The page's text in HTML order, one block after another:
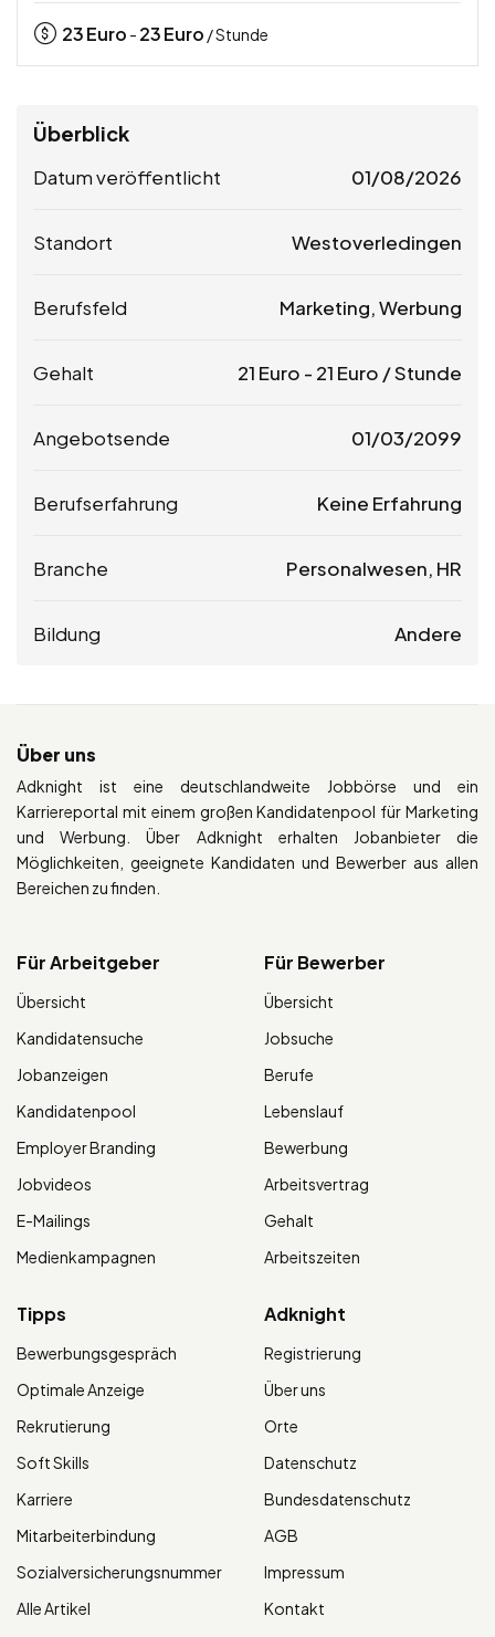
23Euro - 23Euro / Stunde
Überblick
Datum veröffentlicht 01/08/2026
Standort Westoverledingen
Berufsfeld Marketing, Werbung
Gehalt 21 Euro - 21 Euro / Stunde
Angebotsende 01/03/2099
Berufserfahrung Keine Erfahrung
Branche Personalwesen, HR
Bildung Andere
Über uns
Adknight ist eine deutschlandweite Jobbörse und ein
Karriereportal mit einem großen Kandidatenpool für Marketing
und Werbung. Über Adknight erhalten Jobanbieter die
Möglichkeiten, geeignete Kandidaten und Bewerber aus allen
Bereichen zu finden.
Für Arbeitgeber
Übersicht
Kandidatensuche
Jobanzeigen
Kandidatenpool
Employer Branding
Jobvideos
E-Mailings
Medienkampagnen
Für Bewerber
Übersicht
Jobsuche
Berufe
Lebenslauf
Bewerbung
Arbeitsvertrag
Gehalt
Arbeitszeiten
Tipps
Bewerbungsgespräch
Optimale Anzeige
Rekrutierung
Soft Skills
Karriere
Mitarbeiterbindung
Sozialversicherungsnummer
Alle Artikel
Adknight
Registrierung
Über uns
Orte
Datenschutz
Bundesdatenschutz
AGB
Impressum
Kontakt